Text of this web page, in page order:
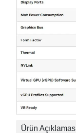
Ürün